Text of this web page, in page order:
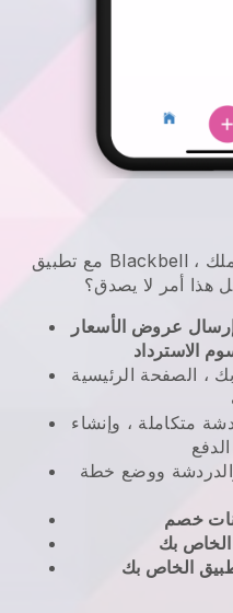
Blackbell ،
هذا أمر لا يصدق؟
عروض الأسعار
الاسترداد
، الصفحة الرئيسية
متكاملة ، وإنشاء
ووضع خطة
خصم
الخاص بك
الخاص بك